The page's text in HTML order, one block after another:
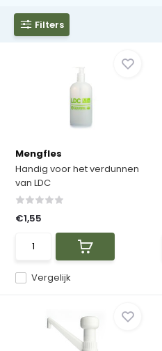
Filters
Mengfles
Handig voor het verdunnen
van LDC
Vergelijk
€1,55